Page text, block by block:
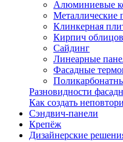
Алюминиевые
Металлические
Клинкерная
Кирпич
Сайдинг
Линеарные
Фасадные
Разновидности
Как создать
Сэндвич-панели
Крепёж
Дизайнерские